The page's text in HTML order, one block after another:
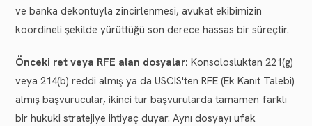
ve banka dekontuyla zincirlenmesi, avukat ekibimizin
koordineli şekilde yürüttüğü son derece hassas bir süreçtir.
Önceki ret veya RFE alan dosyalar: Konsolosluktan 221(g)
veya 214(b) reddi almış ya da USCIS'ten RFE (Ek Kanıt Talebi)
almış başvurucular, ikinci tur başvurularda tamamen farklı
bir hukuki stratejiye ihtiyaç duyar. Aynı dosyayı ufak